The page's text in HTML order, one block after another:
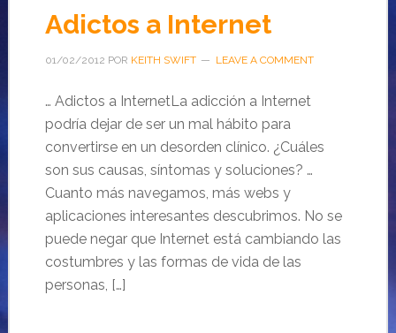
Adictos a Internet
01/02/2012 POR KEITH SWIFT LEAVE A COMMENT
… Adictos a InternetLa adicción a Internet
podría dejar de ser un mal hábito para
convertirse en un desorden clínico. ¿Cuáles
son sus causas, síntomas y soluciones? …
Cuanto más navegamos, más webs y
aplicaciones interesantes descubrimos. No se
puede negar que Internet está cambiando las
costumbres y las formas de vida de las
personas, […]